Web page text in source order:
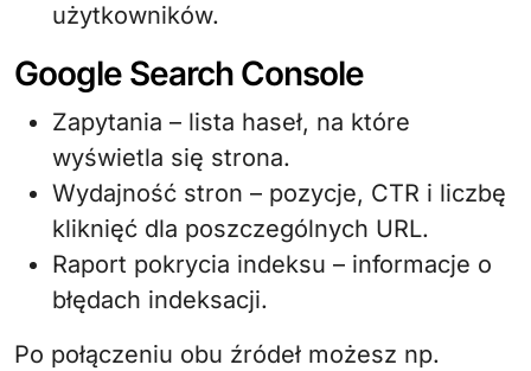
użytkowników.
Google Search Console
Zapytania – lista haseł, na które
wyświetla się strona.
Wydajność stron – pozycje, CTR i liczbę
kliknięć dla poszczególnych URL.
Raport pokrycia indeksu – informacje o
błędach indeksacji.
Po połączeniu obu źródeł możesz np.